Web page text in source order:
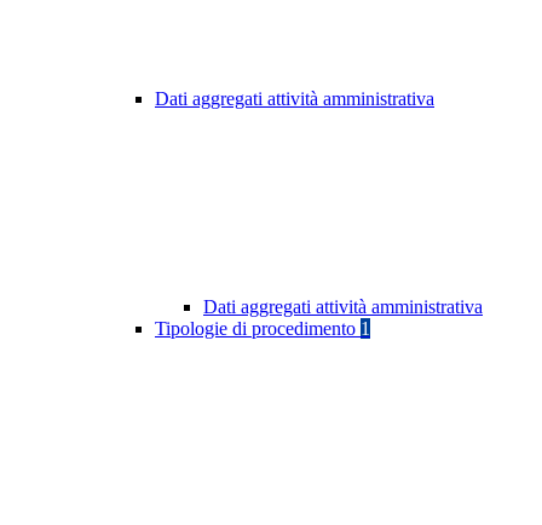
Dati aggregati attività amministrativa
Dati aggregati attività amministrativa
Tipologie di procedimento 1